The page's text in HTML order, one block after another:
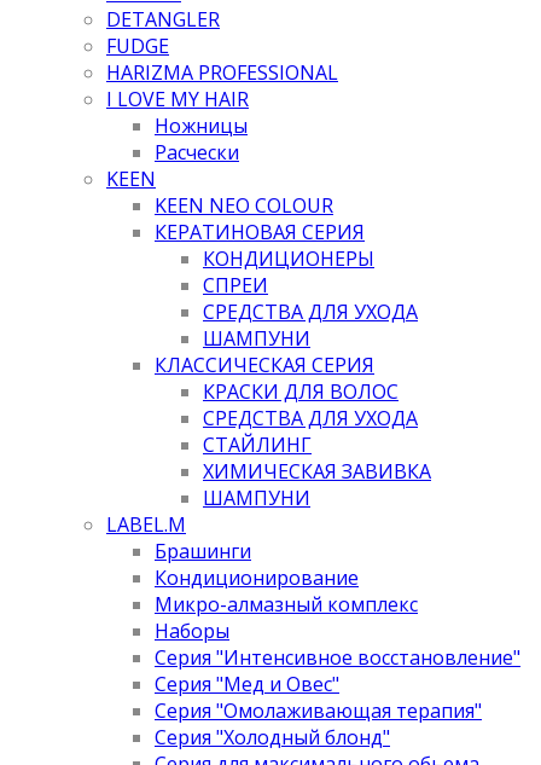
DETANGLER
FUDGE
HARIZMA PROFESSIONAL
I LOVE MY HAIR
Ножницы
Расчески
KEEN
KEEN NEO COLOUR
КЕРАТИНОВАЯ СЕРИЯ
КОНДИЦИОНЕРЫ
СПРЕИ
СРЕДСТВА ДЛЯ УХОДА
ШАМПУНИ
КЛАССИЧЕСКАЯ СЕРИЯ
КРАСКИ ДЛЯ ВОЛОС
СРЕДСТВА ДЛЯ УХОДА
СТАЙЛИНГ
ХИМИЧЕСКАЯ ЗАВИВКА
ШАМПУНИ
LABEL.M
Брашинги
Кондиционирование
Микро-алмазный комплекс
Наборы
Серия "Интенсивное восстановление"
Серия "Мед и Овес"
Серия "Омолаживающая терапия"
Серия "Холодный блонд"